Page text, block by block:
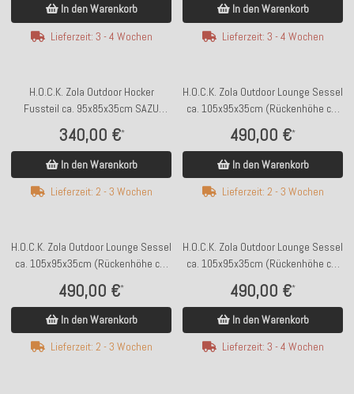
In den Warenkorb
Lieferzeit: 3 - 4 Wochen
In den Warenkorb
Lieferzeit: 3 - 4 Wochen
H.O.C.K. Zola Outdoor Hocker
Fussteil ca. 95x85x35cm SAZU
340,00 €*
In den Warenkorb
Lieferzeit: 2 - 3 Wochen
H.O.C.K. Zola Outdoor Lounge Sessel
ca. 105x95x35cm (Rückenhöhe ca.
490,00 €*
In den Warenkorb
Lieferzeit: 2 - 3 Wochen
H.O.C.K. Zola Outdoor Lounge Sessel
ca. 105x95x35cm (Rückenhöhe ca.
490,00 €*
In den Warenkorb
Lieferzeit: 2 - 3 Wochen
H.O.C.K. Zola Outdoor Lounge Sessel
ca. 105x95x35cm (Rückenhöhe ca.
490,00 €*
In den Warenkorb
Lieferzeit: 3 - 4 Wochen